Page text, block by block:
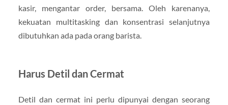
kasir, mengantar order, bersama. Oleh karenanya,
kekuatan multitasking dan konsentrasi selanjutnya
dibutuhkan ada pada orang barista.
Harus Detil dan Cermat
Detil dan cermat ini perlu dipunyai dengan seorang